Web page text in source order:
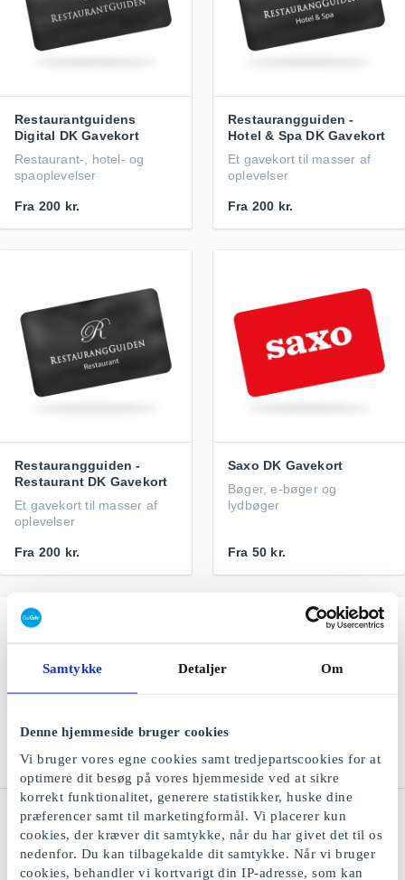
Samtykke Detaljer Om
Denne hjemmeside bruger cookies
Vi bruger vores egne cookies samt tredjepartscookies for at
optimere dit besøg på vores hjemmeside ved at sikre
korrekt funktionalitet, generere statistikker, huske dine
præferencer samt til marketingformål. Vi placerer kun
cookies, der kræver dit samtykke, når du har givet det til os
nedenfor. Du kan tilbagekalde dit samtykke. Når vi bruger
cookies, behandler vi kortvarigt din IP-adresse, som kan
Restaurantguidens
Digital DK Gavekort
Restaurant-, hotel- og
spaoplevelser
Fra 200 kr.
Restaurangguiden -
Hotel & Spa DK Gavekort
Et gavekort til masser af
oplevelser
Fra 200 kr.
Restaurangguiden -
Restaurant DK Gavekort
Et gavekort til masser af
oplevelser
Fra 200 kr.
Saxo DK Gavekort
Bøger, e-bøger og
lydbøger
Fra 50 kr.
Flipp.dk Gavekort
Alle dine favoritmagasiner i
én app
NiceHair.dk Gavekort
Tusindvis af hudpleje,
makeup og hårprodukter